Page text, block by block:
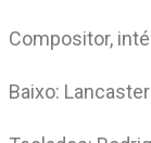
Compositor,
Baixo: